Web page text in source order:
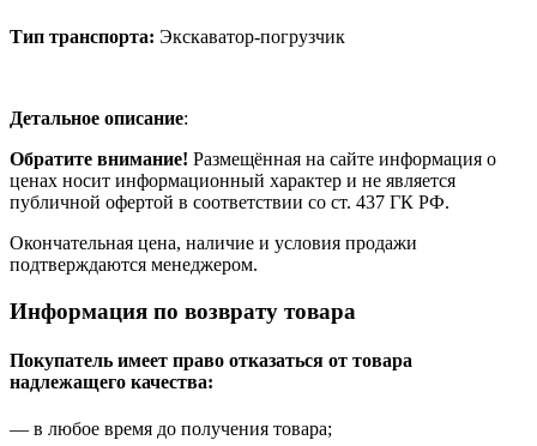
PLUS
Тип транспорта: Экскаватор-погрузчик
Детальное описание:
Обратите внимание! Размещённая на сайте информация о
ценах носит информационный характер и не является
публичной офертой в соответствии со ст. 437 ГК РФ.
Окончательная цена, наличие и условия продажи
подтверждаются менеджером.
Информация по возврату товара
Покупатель имеет право отказаться от товара
надлежащего качества:
— в любое время до получения товара;